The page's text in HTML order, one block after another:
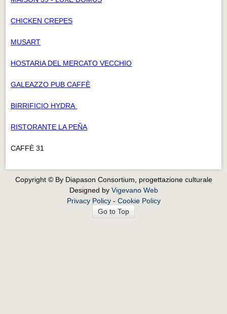
CHICKEN CREPES
MUSART
HOSTARIA DEL MERCATO VECCHIO
GALEAZZO PUB CAFFÈ
BIRRIFICIO HYDRA
RISTORANTE LA PEÑA
CAFFÈ 31
Copyright © By Diapason Consortium, progettazione culturale
Designed by Vigevano Web
Privacy Policy- Cookie Policy
Go to Top